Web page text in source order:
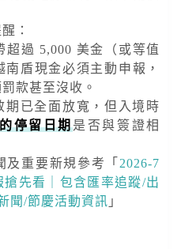
：
超過 5,000 美金
（或等值
南盾現金必須主動申報，
款甚至沒收。
期已全面放寬，但入境時
停留日期是否與簽證相
及重要新規參考「 2026-7
搶先看｜包含匯率追蹤/出
聞/節慶活動資訊 」